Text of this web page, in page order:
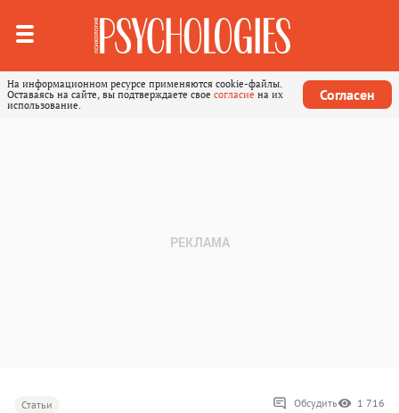
На информационном ресурсе применяются cookie-файлы.
Оставаясь на сайте, вы подтверждаете свое согласие на их
использование.
Согласен
Статьи Обсудить 1 716